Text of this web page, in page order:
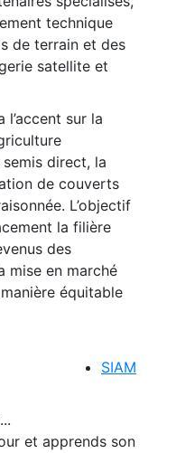
technique
de terrain et des
satellite et
sur la
direct, la
de couverts
L’objectif
la filière
des
mise en marché
équitable
SIAM
et apprends son